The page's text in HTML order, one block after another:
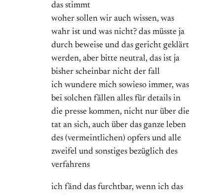
das stimmt
woher sollen wir auch wissen, was
wahr ist und was nicht? das müsste ja
durch beweise und das gericht geklärt
werden, aber bitte neutral, das ist ja
bisher scheinbar nicht der fall
ich wundere mich sowieso immer, was
bei solchen fällen alles für details in
die presse kommen, nicht nur über die
tat an sich, auch über das ganze leben
des (vermeintlichen) opfers und alle
zweifel und sonstiges bezüglich des
verfahrens
ich fänd das furchtbar, wenn ich das